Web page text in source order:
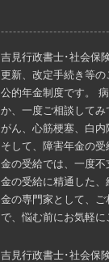
吉見行政書士･社会保
更新、改定手続き等の
公的年金制度です。
か、一度ご相談してみ
がん、心筋梗塞、白
そして、障害年金の
金の受給では、一度
金の受給に精通した
金の専門家として、
で、悩む前にお気軽に
吉見行政書士･社会保